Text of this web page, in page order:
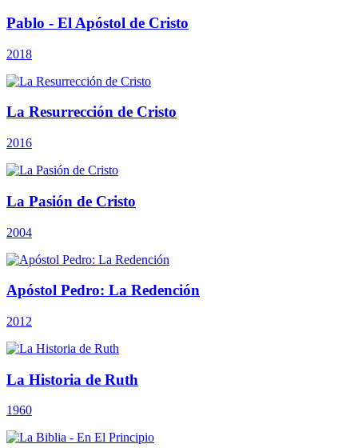
Pablo - El Apóstol de Cristo
2018
La Resurrección de Cristo
2016
La Pasión de Cristo
2004
Apóstol Pedro: La Redención
2012
La Historia de Ruth
1960